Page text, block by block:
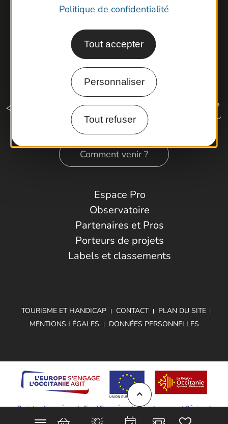
Politique de confidentialité
Tout accepter
Personnaliser
Tout refuser
Comment venir ?
Espace Pro
Observatoire
Partenaires et Pros
Porteurs de projets
Labels et classements
TOURISME ET HANDICAP CONTACT
PLAN DU SITE
MENTIONS LÉGALES
DONNÉES PERSONNELLES
Projet cofinancé par le Fond Européen de Développement Régional